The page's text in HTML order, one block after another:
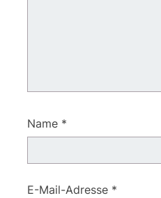
Name *
E-Mail-Adresse *